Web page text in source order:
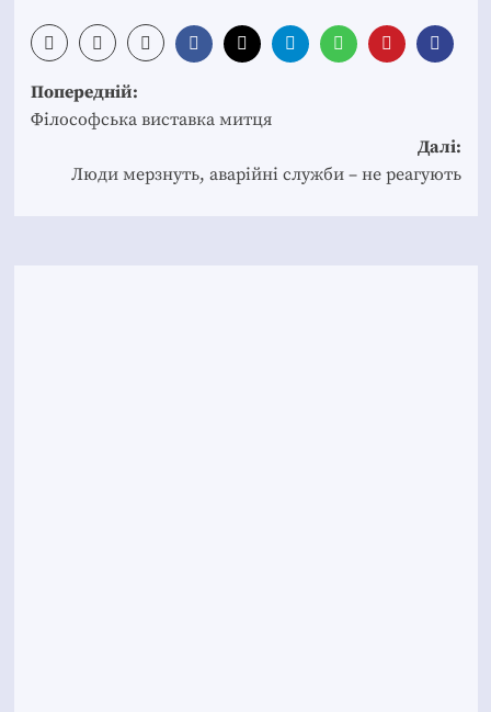
Post
navigation
Попередній:
Філософська виставка митця
Далі:
Люди мерзнуть, аварійні служби – не реагують